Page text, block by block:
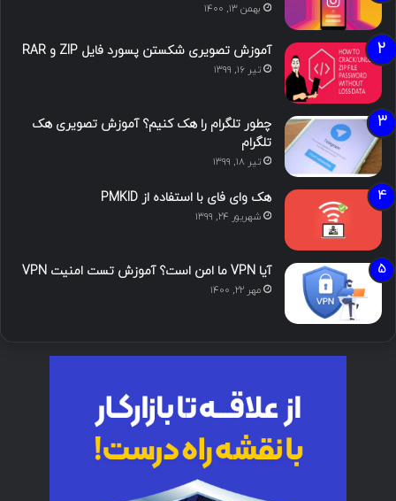
بهمن ۱۳, ۱۴۰۰
آموزش تصویری شکستن پسورد فایل ZIP و RAR
تیر ۱۶, ۱۳۹۹
چطور تلگرام را هک کنیم؟ آموزش تصویری هک
تلگرام
تیر ۱۸, ۱۳۹۹
هک وای فای با استفاده از PMKID
شهریور ۲۴, ۱۳۹۹
آیا VPN ما امن است؟ آموزش تست امنیت VPN
مهر ۲۲, ۱۴۰۰